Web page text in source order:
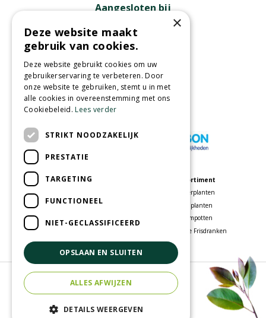
Aangesloten bij
Partners
Meer informatie
Speelparadijs
Assortiment
Kamerplanten
Tuinplanten
Bloempotten
Voordelige Frisdranken
© Tuincentrum Oosterhout
Green Solutions
Privacy policy
×
Deze website maakt
gebruik van cookies.
Deze website gebruikt cookies om uw
gebruikerservaring te verbeteren. Door
onze website te gebruiken, stemt u in met
alle cookies in overeenstemming met ons
Cookiebeleid.Lees verder
STRIKT NOODZAKELIJK
PRESTATIE
TARGETING
FUNCTIONEEL
NIET-GECLASSIFICEERD
OPSLAAN EN SLUITEN
ALLES AFWIJZEN
DETAILS WEERGEVEN